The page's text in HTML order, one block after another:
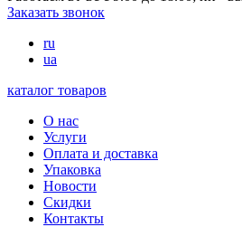
Заказать звонок
ru
ua
каталог товаров
О нас
Услуги
Оплата и доставка
Упаковка
Новости
Скидки
Контакты